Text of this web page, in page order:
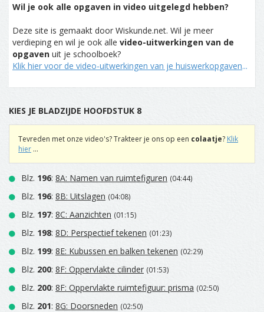
Wil je ook alle opgaven in video uitgelegd hebben?
Deze site is gemaakt door Wiskunde.net. Wil je meer
verdieping en wil je ook alle video-uitwerkingen van de
opgaven uit je schoolboek?
Klik hier voor de video-uitwerkingen van je huiswerkopgaven...
KIES JE BLADZIJDE HOOFDSTUK 8
Tevreden met onze video's? Trakteer je ons op een colaatje? Klik
hier ...
Blz. 196: 8A: Namen van ruimtefiguren (04:44)
Blz. 196: 8B: Uitslagen (04:08)
Blz. 197: 8C: Aanzichten (01:15)
Blz. 198: 8D: Perspectief tekenen (01:23)
Blz. 199: 8E: Kubussen en balken tekenen (02:29)
Blz. 200: 8F: Oppervlakte cilinder (01:53)
Blz. 200: 8F: Oppervlakte ruimtefiguur: prisma (02:50)
Blz. 201: 8G: Doorsneden (02:50)